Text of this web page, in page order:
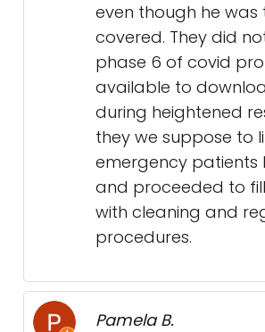
even though he was
covered. They did
phase 6 of covid
available to
during heightened
they we suppose to
emergency patients
and proceeded to
with cleaning and
procedures.
Pamela B.